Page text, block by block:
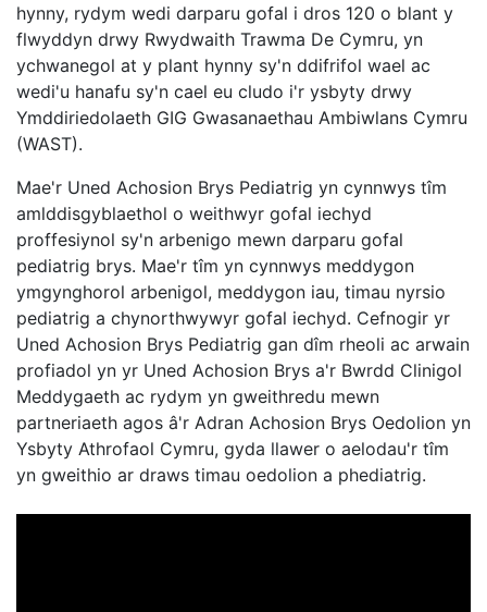
hynny, rydym wedi darparu gofal i dros 120 o blant y
flwyddyn drwy Rwydwaith Trawma De Cymru, yn
ychwanegol at y plant hynny sy'n ddifrifol wael ac
wedi'u hanafu sy'n cael eu cludo i'r ysbyty drwy
Ymddiriedolaeth GIG Gwasanaethau Ambiwlans Cymru
(WAST).
Mae'r Uned Achosion Brys Pediatrig yn cynnwys tîm
amlddisgyblaethol o weithwyr gofal iechyd
proffesiynol sy'n arbenigo mewn darparu gofal
pediatrig brys. Mae'r tîm yn cynnwys meddygon
ymgynghorol arbenigol, meddygon iau, timau nyrsio
pediatrig a chynorthwywyr gofal iechyd. Cefnogir yr
Uned Achosion Brys Pediatrig gan dîm rheoli ac arwain
profiadol yn yr Uned Achosion Brys a'r Bwrdd Clinigol
Meddygaeth ac rydym yn gweithredu mewn
partneriaeth agos â'r Adran Achosion Brys Oedolion yn
Ysbyty Athrofaol Cymru, gyda llawer o aelodau'r tîm
yn gweithio ar draws timau oedolion a phediatrig.